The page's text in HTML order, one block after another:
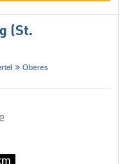
(St.
Oberes